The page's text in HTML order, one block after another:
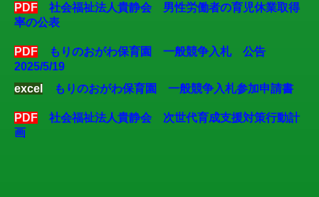
PDF
社会福祉法人貴静会 男性労働者の育児休業取得
率の公表
PDF
もりのおがわ保育園 一般競争入札 公告
2025/5/19
excel
もりのおがわ保育園 一般競争入札参加申請書
PDF
社会福祉法人貴静会 次世代育成支援対策行動計
画